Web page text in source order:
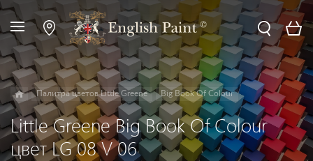
Палитра цветов Little Greene Big Book Of Colour
Little Greene Big Book Of Colour
цвет LG 08 V 06